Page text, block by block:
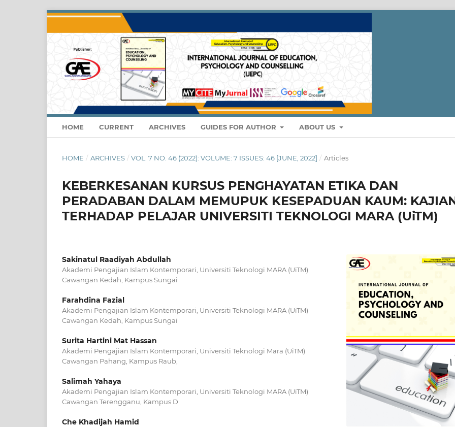
HOME CURRENT ARCHIVES GUIDES FOR AUTHOR ABOUT US
HOME / ARCHIVES / VOL. 7 NO. 46 (2022): VOLUME: 7 ISSUES: 46 [JUNE, 2022] / Articles
KEBERKESANAN KURSUS PENGHAYATAN ETIKA DAN
PERADABAN DALAM MEMUPUK KESEPADUAN KAUM:
TERHADAP PELAJAR UNIVERSITI TEKNOLOGI MARA (UiTM)
Sakinatul Raadiyah Abdullah
Akademi Pengajian Islam Kontemporari, Universiti Teknologi MARA (UiTM)
Cawangan Kedah, Kampus Sungai
Farahdina Fazial
Akademi Pengajian Islam Kontemporari, Universiti Teknologi MARA (UiTM)
Cawangan Kedah, Kampus Sungai
Surita Hartini Mat Hassan
Akademi Pengajian Islam Kontemporari, Universiti Teknologi Mara (UiTM)
Cawangan Pahang, Kampus Raub,
Salimah Yahaya
Akademi Pengajian Islam Kontemporari, Universiti Teknologi MARA (UiTM)
Cawangan Terengganu, Kampus D
Che Khadijah Hamid